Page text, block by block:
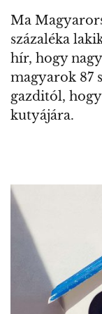
Ma
százaléka
hír, hogy
magyarok 87
gazditól,
kutyájára.